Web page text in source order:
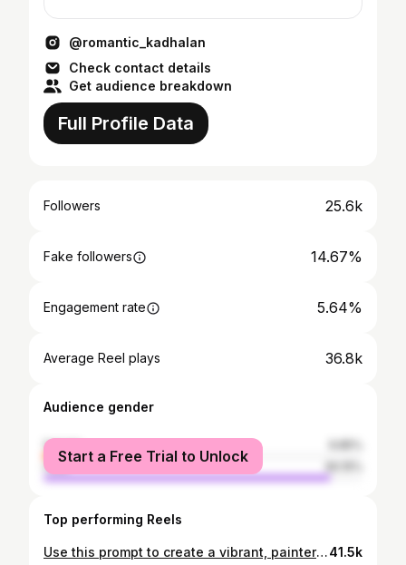
@romantic_kadhalan
Check contact details
Get audience breakdown
Full Profile Data
Followers 25.6k
Fake followers 14.67%
Engagement rate 5.64%
Average Reel plays 36.8k
Audience gender
female
male
Start a Free Trial to Unlock
Top performing Reels
Use this prompt to create a vibrant, painterly portrait image. " prompt is in the 1st comment"41.5k